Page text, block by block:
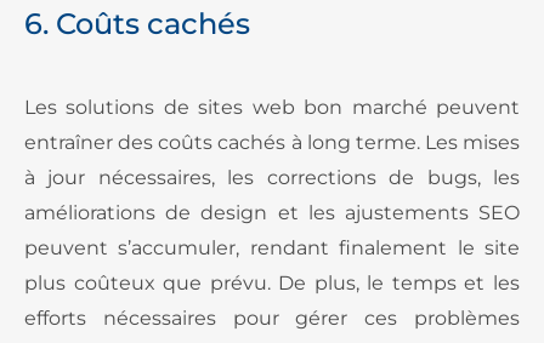
6. Coûts cachés
Les solutions de sites web bon marché peuvent
entraîner des coûts cachés à long terme. Les mises
à jour nécessaires, les corrections de bugs, les
améliorations de design et les ajustements SEO
peuvent s’accumuler, rendant finalement le site
plus coûteux que prévu. De plus, le temps et les
efforts nécessaires pour gérer ces problèmes